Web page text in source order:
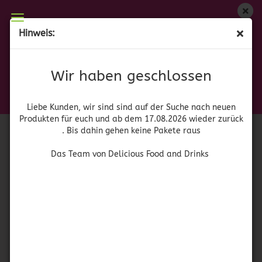
Hinweis:
Wir haben geschlossen
Liebe Kunden, wir sind sind auf der Suche nach neuen
Produkten für euch und ab dem 17.08.2026 wieder zurück
. Bis dahin gehen keine Pakete raus
Das Team von Delicious Food and Drinks
Wir haben geschlossen
zurück. Bis dahin gehen keine Pakete raus
Das Team von Delicious Food and Drinks
41735)